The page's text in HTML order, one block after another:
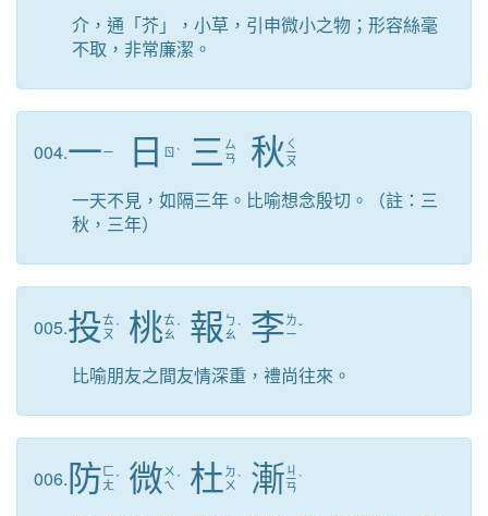
介，通「芥」，小草，引申微小之物；形容絲毫
不取，非常廉潔。
004.一ㄧ 日 ㄖ ˋ 三 ㄙ
ㄢ
秋 ㄑ
ㄧ
ㄡ
一天不見，如隔三年。比喻想念殷切。（註：三
秋，三年）
005.投ㄊ
ㄡ ˊ 桃ㄊ
ㄠ ˊ 報 ㄅ
ㄠˋ 李ㄌ
ㄧˇ
比喻朋友之間友情深重，禮尚往來。
006. 防 ㄈ
ㄤ ˊ 微 ㄨ
ㄟ ˊ 杜 ㄉ
ㄨ ˋ 漸 ㄐ
ㄧ
ㄢ
ˋ